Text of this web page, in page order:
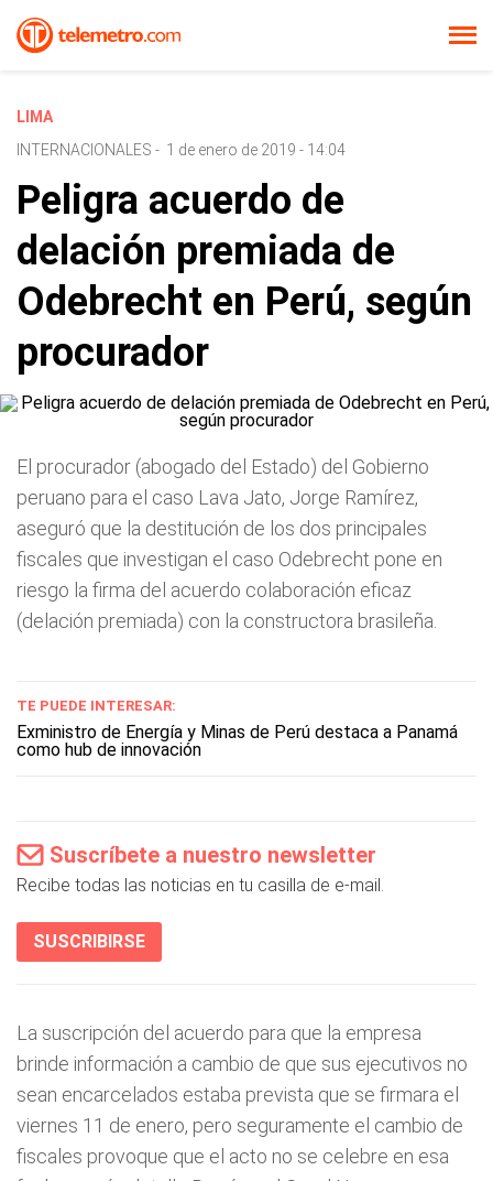
LIMA
INTERNACIONALES - 1 de enero de 2019 - 14:04
Peligra acuerdo de
delación premiada de
Odebrecht en Perú, según
procurador
El procurador (abogado del Estado) del Gobierno
peruano para el caso Lava Jato, Jorge Ramírez,
aseguró que la destitución de los dos principales
fiscales que investigan el caso Odebrecht pone en
riesgo la firma del acuerdo colaboración eficaz
(delación premiada) con la constructora brasileña.
TE PUEDE INTERESAR:
Exministro de Energía y Minas de Perú destaca a Panamá
como hub de innovación
Suscríbete a nuestro newsletter
Recibe todas las noticias en tu casilla de e-mail.
SUSCRIBIRSE
La suscripción del acuerdo para que la empresa
brinde información a cambio de que sus ejecutivos no
sean encarcelados estaba prevista que se firmara el
viernes 11 de enero, pero seguramente el cambio de
fiscales provoque que el acto no se celebre en esa